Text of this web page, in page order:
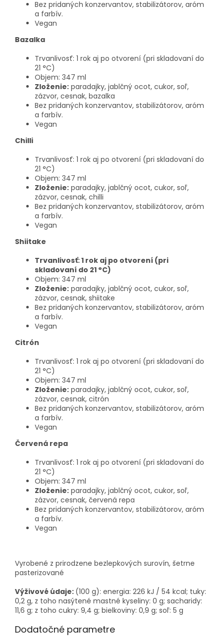
Bez pridaných konzervantov, stabilizátorov, aróm
a farbív.
Vegan
Bazalka
Trvanlivosť: 1 rok aj po otvorení (pri skladovaní do
21 °C)
Objem: 347 ml
Zloženie: paradajky, jablčný ocot, cukor, soľ,
zázvor, cesnak, bazalka
Bez pridaných konzervantov, stabilizátorov, aróm
a farbív.
Vegan
Chilli
Trvanlivosť: 1 rok aj po otvorení (pri skladovaní do
21 °C)
Objem: 347 ml
Zloženie: paradajky, jablčný ocot, cukor, soľ,
zázvor, cesnak, chilli
Bez pridaných konzervantov, stabilizátorov, aróm
a farbív.
Vegan
Shiitake
Trvanlivosť: 1 rok aj po otvorení (pri
skladovaní do 21 °C)
Objem: 347 ml
Zloženie: paradajky, jablčný ocot, cukor, soľ,
zázvor, cesnak, shiitake
Bez pridaných konzervantov, stabilizátorov, aróm
a farbív.
Vegan
Citrón
Trvanlivosť: 1 rok aj po otvorení (pri skladovaní do
21 °C)
Objem: 347 ml
Zloženie: paradajky, jablčný ocot, cukor, soľ,
zázvor, cesnak, citrón
Bez pridaných konzervantov, stabilizátorov, aróm
a farbív.
Vegan
Červená repa
Trvanlivosť: 1 rok aj po otvorení (pri skladovaní do
21 °C)
Objem: 347 ml
Zloženie: paradajky, jablčný ocot, cukor, soľ,
zázvor, cesnak, červená repa
Bez pridaných konzervantov, stabilizátorov, aróm
a farbív.
Vegan
Vyrobené z prirodzene bezlepkových surovín, šetrne
pasterizované
Výživové údaje: (100 g): energia: 226 kJ / 54 kcal; tuky:
0,2 g, z toho nasýtené mastné kyseliny: 0 g; sacharidy:
11,6 g; z toho cukry: 9,4 g; bielkoviny: 0,9 g; soľ: 5 g
Dodatočné parametre
Letný výpredaj je v plnom prúde! Vybrané
produktyaž o 15 % lacnejšie. Platí len tento